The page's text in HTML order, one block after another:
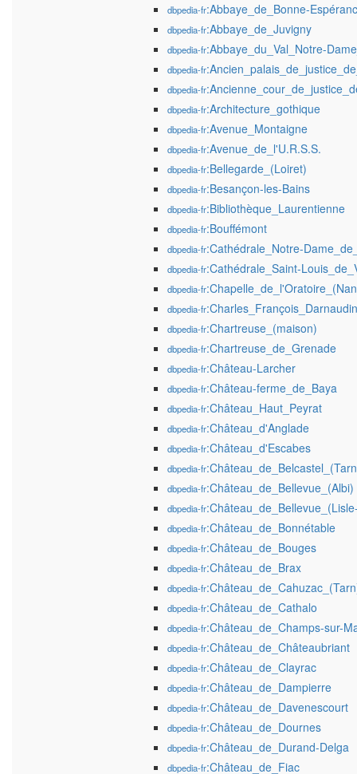
dbpedia-fr:Abbaye_de_Bonne-
dbpedia-fr:Abbaye_de_Juvigny
dbpedia-fr:Abbaye_du_Val_Notre-
dbpedia-fr
dbpedia-fr
dbpedia-fr:Architecture_gothique
dbpedia-fr:Avenue_Montaigne
dbpedia-fr:Avenue_de_l'U.R.S.S.
dbpedia-fr:Bellegarde_(Loiret)
dbpedia-fr:Besançon-les-Bains
dbpedia-fr:Bibliothèque_Laurentienne
dbpedia-fr:Bouffémont
dbpedia-fr:Cathédrale_Notre-
dbpedia-fr:Cathédrale_Saint-
dbpedia-fr
dbpedia-fr:Charles_François_Darnaudin
dbpedia-fr:Chartreuse_(maison)
dbpedia-fr:Chartreuse_de_Grenade
dbpedia-fr:Château-Larcher
dbpedia-fr:Château-ferme_de_Baya
dbpedia-fr:Château_Haut_Peyrat
dbpedia-fr:Château_d'Anglade
dbpedia-fr:Château_d'Escabes
dbpedia-fr
dbpedia-fr:Château_de_Bellevue_(Albi)
dbpedia-fr
dbpedia-fr:Château_de_Bonnétable
dbpedia-fr:Château_de_Bouges
dbpedia-fr:Château_de_Brax
dbpedia-fr
dbpedia-fr:Château_de_Cathalo
dbpedia-fr:Château_de_Champs-sur-
dbpedia-fr:Château_de_Châteaubriant
dbpedia-fr:Château_de_Clayrac
dbpedia-fr:Château_de_Dampierre
dbpedia-fr:Château_de_Davenescourt
dbpedia-fr:Château_de_Dournes
dbpedia-fr:Château_de_Durand-Delga
dbpedia-fr:Château_de_Fiac